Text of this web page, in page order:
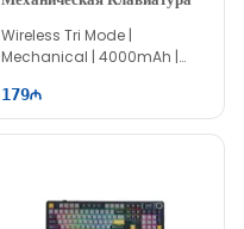
Wireless Tri Mode |
Mechanical | 4000mAh |
179